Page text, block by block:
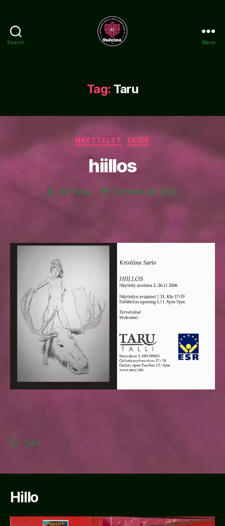
Search Menu
Tag: Taru
Categories
NÄYTTELYT TAIDE
hiillos
PostByVattu
PostOctober 26, 2006
TagsTaru
Hillo